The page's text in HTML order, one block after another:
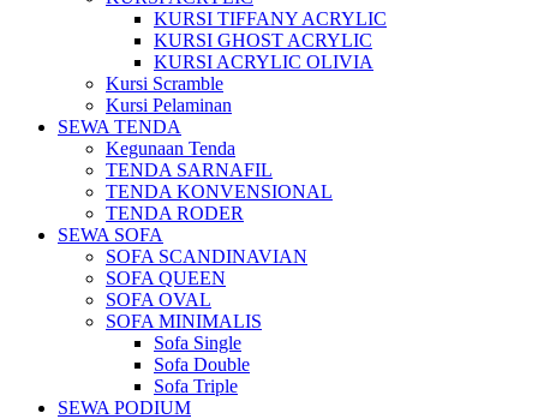
KURSI TIFFANY ACRYLIC
KURSI GHOST ACRYLIC
KURSI ACRYLIC OLIVIA
Kursi Scramble
Kursi Pelaminan
SEWA TENDA
Kegunaan Tenda
TENDA SARNAFIL
TENDA KONVENSIONAL
TENDA RODER
SEWA SOFA
SOFA SCANDINAVIAN
SOFA QUEEN
SOFA OVAL
SOFA MINIMALIS
Sofa Single
Sofa Double
Sofa Triple
SEWA PODIUM